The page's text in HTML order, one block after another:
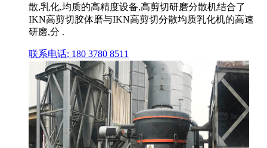
散,乳化,均质的高精度设备,高剪切研磨分散机结合了
IKN高剪切胶体磨与IKN高剪切分散均质乳化机的高速
研磨,分 .
联系电话: 180 3780 8511